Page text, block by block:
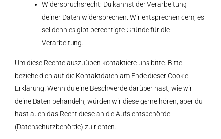
Widerspruchsrecht: Du kannst der Verarbeitung
deiner Daten widersprechen. Wir entsprechen dem, es
sei denn es gibt berechtigte Gründe für die
Verarbeitung.
Um diese Rechte auszuüben kontaktiere uns bitte. Bitte
beziehe dich auf die Kontaktdaten am Ende dieser Cookie-
Erklärung. Wenn du eine Beschwerde darüber hast, wie wir
deine Daten behandeln, würden wir diese gerne hören, aber du
hast auch das Recht diese an die Aufsichtsbehörde
(Datenschutzbehörde) zu richten.